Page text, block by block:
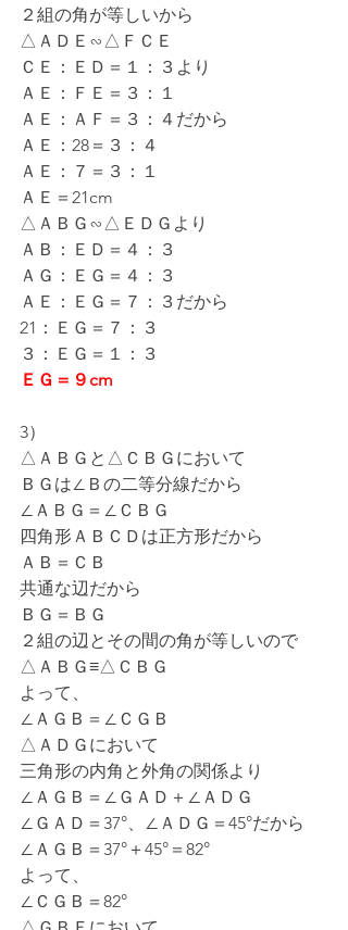
２組の角が等しいから
△ＡＤＥ∽△ＦＣＥ
ＣＥ：ＥＤ＝１：３より
ＡＥ：ＦＥ＝３：１
ＡＥ：ＡＦ＝３：４だから
ＡＥ：28＝３：４
ＡＥ：７＝３：１
ＡＥ＝21cm
△ＡＢＧ∽△ＥＤＧより
ＡＢ：ＥＤ＝４：３
ＡＧ：ＥＧ＝４：３
ＡＥ：ＥＧ＝７：３だから
21：ＥＧ＝７：３
３：ＥＧ＝１：３
ＥＧ＝９cm
3）
△ＡＢＧと△ＣＢＧにおいて
ＢＧは∠Ｂの二等分線だから
∠ＡＢＧ＝∠ＣＢＧ
四角形ＡＢＣＤは正方形だから
ＡＢ＝ＣＢ
共通な辺だから
ＢＧ＝ＢＧ
２組の辺とその間の角が等しいので
△ＡＢＧ≡△ＣＢＧ
よって、
∠ＡＧＢ＝∠ＣＧＢ
△ＡＤＧにおいて
三角形の内角と外角の関係より
∠ＡＧＢ＝∠ＧＡＤ＋∠ＡＤＧ
∠ＧＡＤ＝37°、∠ＡＤＧ＝45°だから
∠ＡＧＢ＝37°＋45°＝82°
よって、
∠ＣＧＢ＝82°